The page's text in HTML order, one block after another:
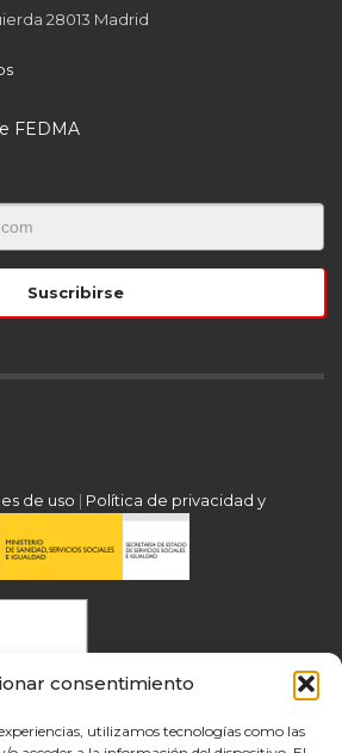
consentimiento
utilizamos tecnologías como las
28013 Madrid
FEDMA
de uso | Política de privacidad y